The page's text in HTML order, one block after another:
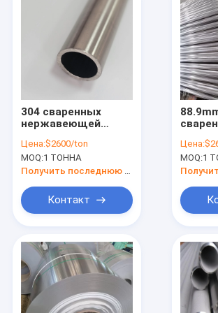
Продукты
Видеозаписи
304 сваренных
нержавеющей
нержавеющей
стали Astm A554
24mm 25mm 28mm
Цена:$2600/ton
MOQ:1 ТОННА
Получить последнюю цену
Контакт
Erw
Цена:
MOQ:1